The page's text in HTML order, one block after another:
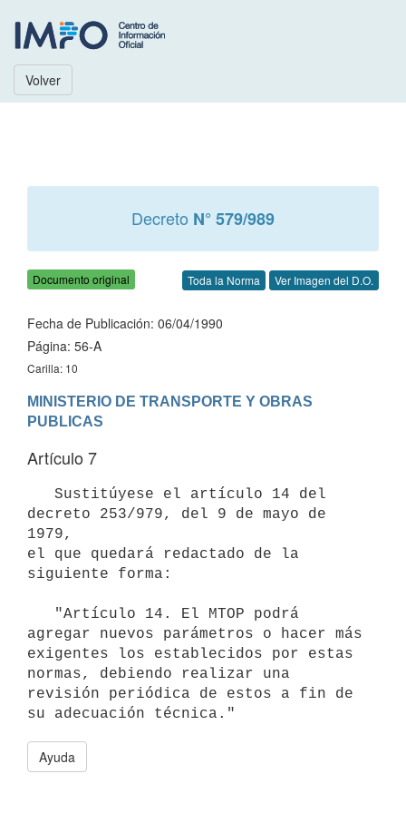
Volver
Decreto N° 579/989
Documento original Toda la Norma Ver Imagen del D.O.
Fecha de Publicación: 06/04/1990
Página: 56-A
Carilla: 10
MINISTERIO DE TRANSPORTE Y OBRAS
PUBLICAS
Artículo 7
decreto 253/979, del 9 de mayo de
1979,
el que quedará redactado de la
siguiente forma:
agregar nuevos parámetros o hacer más
exigentes los establecidos por estas
normas, debiendo realizar una
revisión periódica de estos a fin de
Ayuda